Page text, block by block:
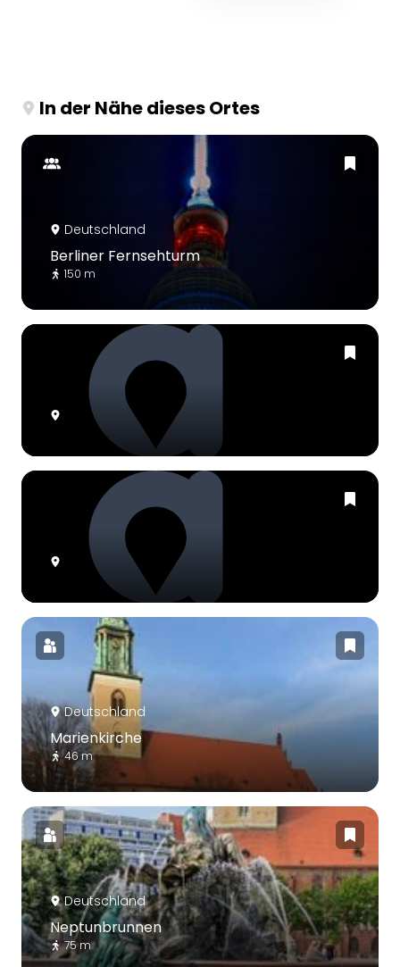
In der Nähe dieses Ortes
Deutschland
Berliner Fernsehturm
150 m
Deutschland
Marienkirche
46 m
Deutschland
Neptunbrunnen
75 m